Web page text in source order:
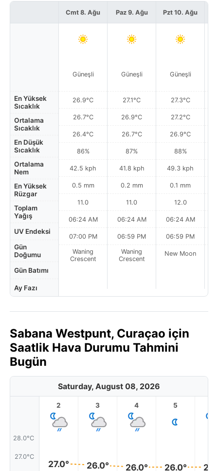
En Yüksek
Sıcaklık
Ortalama
Sıcaklık
En Düşük
Sıcaklık
Ortalama
Nem
En Yüksek
Rüzgar
Toplam
Yağış
UV Endeksi
Gün
Doğumu
Gün Batımı
Ay Fazı
Cmt 8. Ağu
Güneşli
26.9°C
26.7°C
26.4°C
86%
42.5 kph
0.5 mm
11.0
06:24 AM
07:00 PM
Waning
Crescent
Paz 9. Ağu
Güneşli
27.1°C
26.9°C
26.7°C
87%
41.8 kph
0.2 mm
11.0
06:24 AM
06:59 PM
Waning
Crescent
Pzt 10. Ağu
Güneşli
27.3°C
27.2°C
26.9°C
88%
49.3 kph
0.1 mm
12.0
06:24 AM
06:59 PM
New Moon
Sabana Westpunt, Curaçao için
Saatlik Hava Durumu Tahmini
Bugün
Saturday, August 08, 2026
28.0°C
27.0°C
2
27.0°
3
26.0°
4
26.0°
5
26.0°